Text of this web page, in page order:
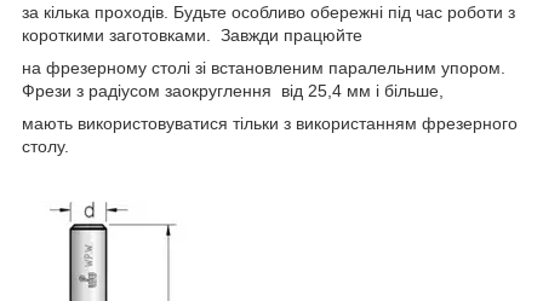
за кілька проходів. Будьте особливо обережні під час роботи з
короткими заготовками. Завжди працюйте
на фрезерному столі зі встановленим паралельним упором.
Фрези з радіусом заокруглення від 25,4 мм і більше,
мають використовуватися тільки з використанням фрезерного
столу.